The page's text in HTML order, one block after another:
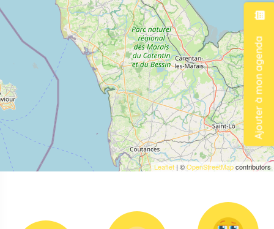
Ajouter à mon agenda
Leaflet | ©OpenStreetMapcontributors